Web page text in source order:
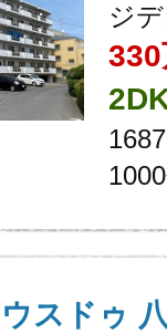
ジ
330
スドゥ